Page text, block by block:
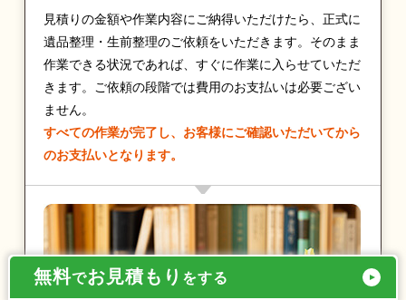
見積りの金額や作業内容にご納得いただけたら、正式に
遺品整理・生前整理のご依頼をいただきます。そのまま
作業できる状況であれば、すぐに作業に入らせていただ
きます。ご依頼の段階では費用のお支払いは必要ござい
ません。
すべての作業が完了し、お客様にご確認いただいてから
のお支払いとなります。
無料でお見積もり をする